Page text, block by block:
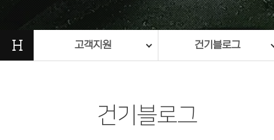
H 고객지원 건기블로그
건기블로그